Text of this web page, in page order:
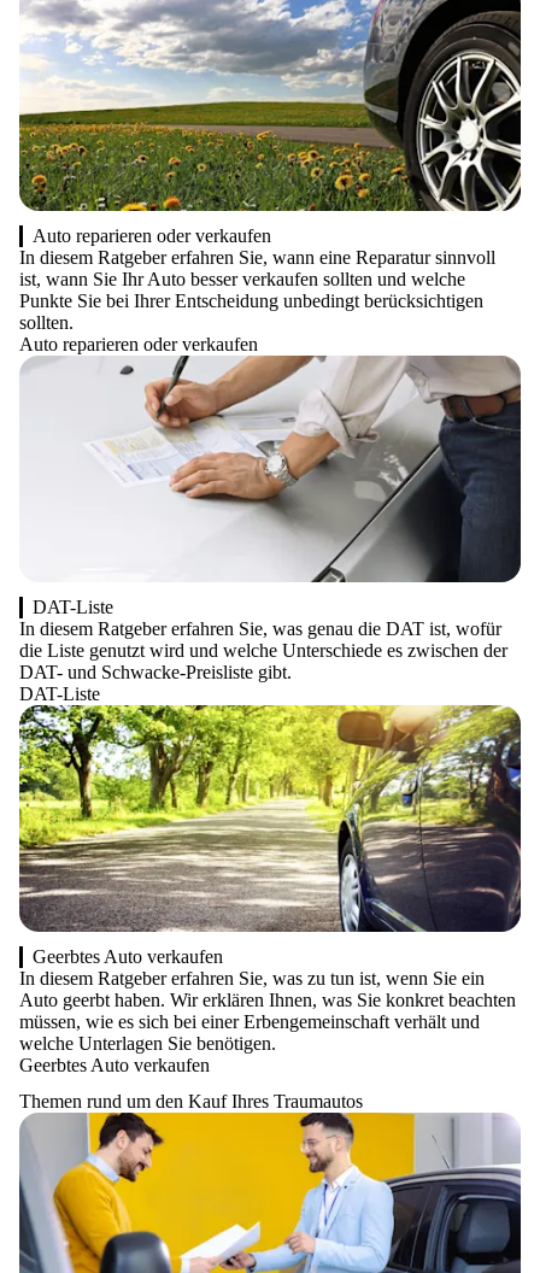
Auto reparieren oder verkaufen
In diesem Ratgeber erfahren Sie, wann eine Reparatur sinnvoll
ist, wann Sie Ihr Auto besser verkaufen sollten und welche
Punkte Sie bei Ihrer Entscheidung unbedingt berücksichtigen
sollten.
Auto reparieren oder verkaufen
DAT-Liste
In diesem Ratgeber erfahren Sie, was genau die DAT ist, wofür
die Liste genutzt wird und welche Unterschiede es zwischen der
DAT- und Schwacke-Preisliste gibt.
DAT-Liste
Geerbtes Auto verkaufen
In diesem Ratgeber erfahren Sie, was zu tun ist, wenn Sie ein
Auto geerbt haben. Wir erklären Ihnen, was Sie konkret beachten
müssen, wie es sich bei einer Erbengemeinschaft verhält und
welche Unterlagen Sie benötigen.
Geerbtes Auto verkaufen
Themen rund um den Kauf Ihres Traumautos